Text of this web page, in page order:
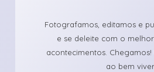
Fotografamos, editamos e
e se deleite com o
acontecimentos.
ao bem